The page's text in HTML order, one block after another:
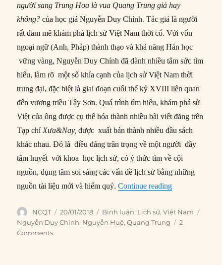
người sang Trung Hoa là vua Quang Trung giả hay
không?của học giả Nguyễn Duy Chính. Tác giả là người
rất đam mê khám phá lịch sử Việt Nam thời cổ. Với vốn
ngoại ngữ (Anh, Pháp) thành thạo và khả năng Hán học
vững vàng, Nguyễn Duy Chính đã dành nhiều tâm sức tìm
hiểu, làm rõ một số khía cạnh của lịch sử Việt Nam thời
trung đại, đặc biệt là giai đoạn cuối thế kỷ XVIII liên quan
đến vương triều Tây Sơn. Quá trình tìm hiểu, khám phá sử
Việt của ông được cụ thể hóa thành nhiều bài viết đăng trên
Tạp chí Xưa&Nay,được xuất bản thành nhiều đầu sách
khác nhau. Đó là điều đáng trân trọng về một người đầy
tâm huyết với khoa học lịch sử, có ý thức tìm về cội
nguồn, dụng tâm soi sáng các vấn đề lịch sử bằng những
nguồn tài liệu mới và hiếm quý.Continue reading“Có thực người
Author
NCQT
Posted
on
20/01/2018 Categories
Bình luận, Lịch sử,Việt Nam
Nguyễn Duy Chính, Nguyễn Huệ,Quang Trung
2
Comments